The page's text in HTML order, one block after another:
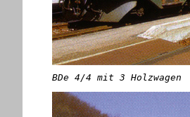
BDe 4/4 mit 3 Holzwagen